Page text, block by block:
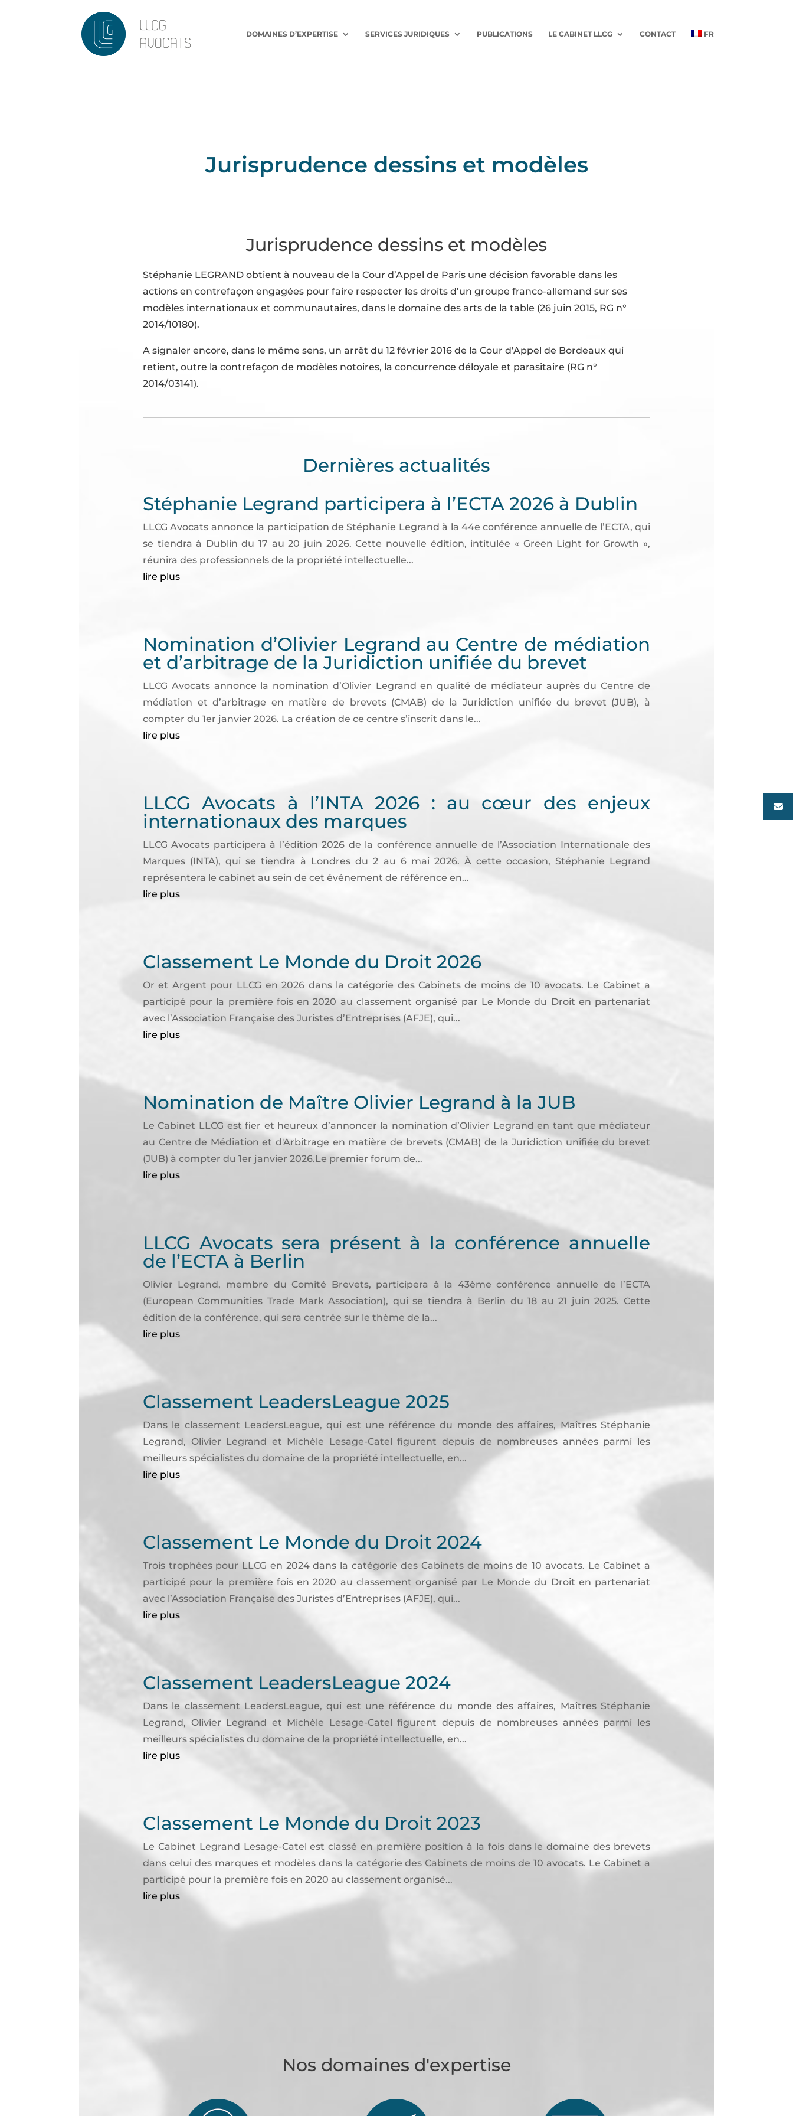
DOMAINES D’EXPERTISE SERVICES JURIDIQUES PUBLICATIONS LE CABINET LLCG CONTACT FR
Jurisprudence dessins et modèles
Jurisprudence dessins et modèles
Stéphanie LEGRAND obtient à nouveau de la Cour d’Appel de Paris une décision favorable dans les
actions en contrefaçon engagées pour faire respecter les droits d’un groupe franco-allemand sur ses
modèles internationaux et communautaires, dans le domaine des arts de la table (26 juin 2015, RG n°
2014/10180).
A signaler encore, dans le même sens, un arrêt du 12 février 2016 de la Cour d’Appel de Bordeaux qui
retient, outre la contrefaçon de modèles notoires, la concurrence déloyale et parasitaire (RG n°
2014/03141).
Dernières actualités
Stéphanie Legrand participera à l’ECTA 2026 à Dublin
LLCG Avocats annonce la participation de Stéphanie Legrand à la 44e conférence annuelle de l’ECTA, qui
se tiendra à Dublin du 17 au 20 juin 2026. Cette nouvelle édition, intitulée « Green Light for Growth »,
réunira des professionnels de la propriété intellectuelle...
lire plus
Nomination d’Olivier Legrand au Centre de médiation
et d’arbitrage de la Juridiction unifiée du brevet
LLCG Avocats annonce la nomination d’Olivier Legrand en qualité de médiateur auprès du Centre de
médiation et d’arbitrage en matière de brevets (CMAB) de la Juridiction unifiée du brevet (JUB), à
compter du 1er janvier 2026. La création de ce centre s’inscrit dans le...
lire plus
LLCG Avocats à l’INTA 2026 : au cœur des enjeux
internationaux des marques
LLCG Avocats participera à l’édition 2026 de la conférence annuelle de l’Association Internationale des
Marques (INTA), qui se tiendra à Londres du 2 au 6 mai 2026. À cette occasion, Stéphanie Legrand
représentera le cabinet au sein de cet événement de référence en...
lire plus
Classement Le Monde du Droit 2026
Or et Argent pour LLCG en 2026 dans la catégorie des Cabinets de moins de 10 avocats. Le Cabinet a
participé pour la première fois en 2020 au classement organisé par Le Monde du Droit en partenariat
avec l’Association Française des Juristes d’Entreprises (AFJE), qui...
lire plus
Nomination de Maître Olivier Legrand à la JUB
Le Cabinet LLCG est fier et heureux d’annoncer la nomination d’Olivier Legrand en tant que médiateur
au Centre de Médiation et d'Arbitrage en matière de brevets (CMAB) de la Juridiction unifiée du brevet
(JUB) à compter du 1er janvier 2026.Le premier forum de...
lire plus
LLCG Avocats sera présent à la conférence annuelle
de l’ECTA à Berlin
Olivier Legrand, membre du Comité Brevets, participera à la 43ème conférence annuelle de l’ECTA
(European Communities Trade Mark Association), qui se tiendra à Berlin du 18 au 21 juin 2025. Cette
édition de la conférence, qui sera centrée sur le thème de la...
lire plus
Classement LeadersLeague 2025
Dans le classement LeadersLeague, qui est une référence du monde des affaires, Maîtres Stéphanie
Legrand, Olivier Legrand et Michèle Lesage-Catel figurent depuis de nombreuses années parmi les
meilleurs spécialistes du domaine de la propriété intellectuelle, en...
lire plus
Classement Le Monde du Droit 2024
Trois trophées pour LLCG en 2024 dans la catégorie des Cabinets de moins de 10 avocats. Le Cabinet a
participé pour la première fois en 2020 au classement organisé par Le Monde du Droit en partenariat
avec l’Association Française des Juristes d’Entreprises (AFJE), qui...
lire plus
Classement LeadersLeague 2024
Dans le classement LeadersLeague, qui est une référence du monde des affaires, Maîtres Stéphanie
Legrand, Olivier Legrand et Michèle Lesage-Catel figurent depuis de nombreuses années parmi les
meilleurs spécialistes du domaine de la propriété intellectuelle, en...
lire plus
Classement Le Monde du Droit 2023
Le Cabinet Legrand Lesage-Catel est classé en première position à la fois dans le domaine des brevets
dans celui des marques et modèles dans la catégorie des Cabinets de moins de 10 avocats. Le Cabinet a
participé pour la première fois en 2020 au classement organisé...
lire plus
Nos domaines d'expertise